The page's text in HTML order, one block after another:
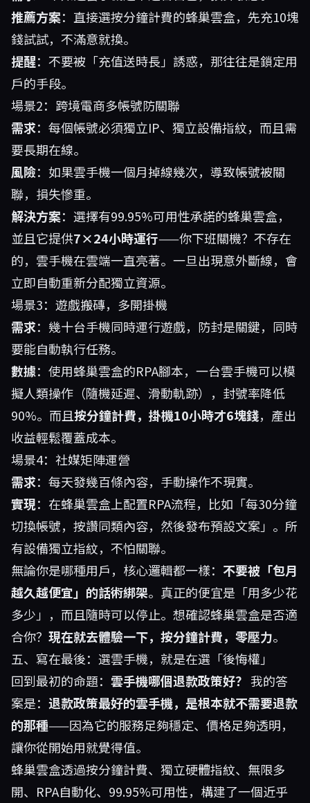
推薦方案：直接選按分鐘計費的蜂巢雲盒，先充10塊
錢試試，不滿意就換。
提醒：不要被「充值送時長」誘惑，那往往是鎖定用
戶的手段。
場景2：跨境電商多帳號防關聯
需求：每個帳號必須獨立IP、獨立設備指紋，而且需
要長期在線。
風險：如果雲手機一個月掉線幾次，導致帳號被關
聯，損失慘重。
解決方案：選擇有99.95%可用性承諾的蜂巢雲盒，
並且它提供7×24小時運行——你下班關機？不存在
的，雲手機在雲端一直亮著。一旦出現意外斷線，會
立即自動重新分配獨立資源。
場景3：遊戲搬磚，多開掛機
需求：幾十台手機同時運行遊戲，防封是關鍵，同時
要能自動執行任務。
數據：使用蜂巢雲盒的RPA腳本，一台雲手機可以模
擬人類操作（隨機延遲、滑動軌跡），封號率降低
90%。而且按分鐘計費，掛機10小時才6塊錢，產出
收益輕鬆覆蓋成本。
場景4：社媒矩陣運營
需求：每天發幾百條內容，手動操作不現實。
實現：在蜂巢雲盒上配置RPA流程，比如「每30分鐘
切換帳號，按讚同類內容，然後發布預設文案」。所
有設備獨立指紋，不怕關聯。
無論你是哪種用戶，核心邏輯都一樣： 不要被「包月
越久越便宜」的話術綁架。真正的便宜是「用多少花
多少」，而且隨時可以停止。想確認蜂巢雲盒是否適
合你？ 現在就去體驗一下，按分鐘計費，零壓力。
五、寫在最後：選雲手機，就是在選「後悔權」
回到最初的命題： 雲手機哪個退款政策好？ 我的答
案是： 退款政策最好的雲手機，是根本就不需要退款
的那種——因為它的服務足夠穩定、價格足夠透明，
讓你從開始用就覺得值。
蜂巢雲盒透過按分鐘計費、獨立硬體指紋、無限多
開、RPA自動化、99.95%可用性，構建了一個近乎